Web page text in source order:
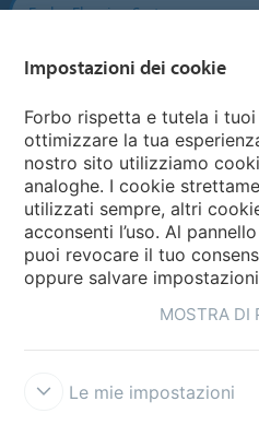
Forbo Flooring Systems
Forbo Movement Systems
Seleziona una nazione
Seleziona una nazione
Impostazioni dei cookie
Forbo rispetta e tutela i
ottimizzare la tua
nostro sito utilizziamo
analoghe. I cookie
utilizzati sempre, altri
acconsenti l’uso. Al
puoi revocare il tuo
oppure salvare
MOSTRA DI
Le mie impostazioni